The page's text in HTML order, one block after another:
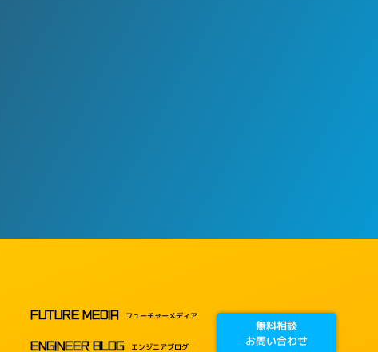
FUTURE MEDIA フューチャーメディア
ENGINEER BLOG エンジニアブログ
無料相談
お問い合わせ